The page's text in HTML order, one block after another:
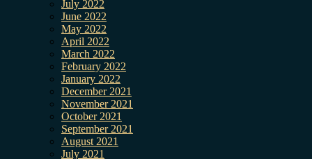
July 2022
June 2022
May 2022
April 2022
March 2022
February 2022
January 2022
December 2021
November 2021
October 2021
September 2021
August 2021
July 2021